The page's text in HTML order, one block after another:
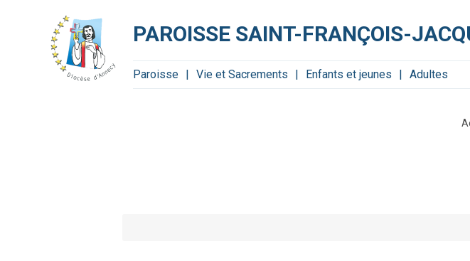
PAROISSE SAINT-FRANÇOIS-
Paroisse Vie et Sacrements Enfants et jeunes Adultes